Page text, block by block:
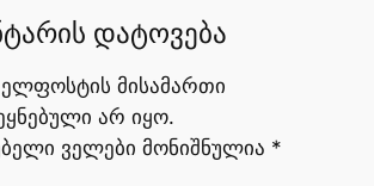
დატოვება
ელფოსტის მისამართი
არ იყო.
ველები მონიშნულია *